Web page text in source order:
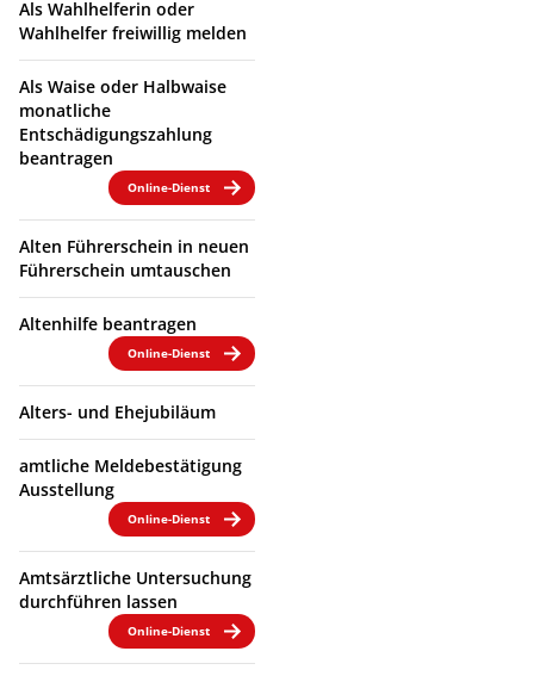
Als Wahlhelferin oder
Wahlhelfer freiwillig melden
Als Waise oder Halbwaise
monatliche
Entschädigungszahlung
beantragen
Online-Dienst
Alten Führerschein in neuen
Führerschein umtauschen
Altenhilfe beantragen
Online-Dienst
Alters- und Ehejubiläum
amtliche Meldebestätigung
Ausstellung
Online-Dienst
Amtsärztliche Untersuchung
durchführen lassen
Online-Dienst